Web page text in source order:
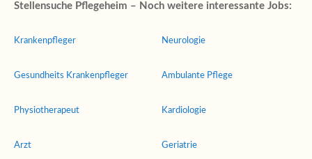
Stellensuche Pflegeheim – Noch weitere interessante Jobs:
Krankenpfleger
Gesundheits Krankenpfleger
Physiotherapeut
Arzt
Neurologie
Ambulante Pflege
Kardiologie
Geriatrie